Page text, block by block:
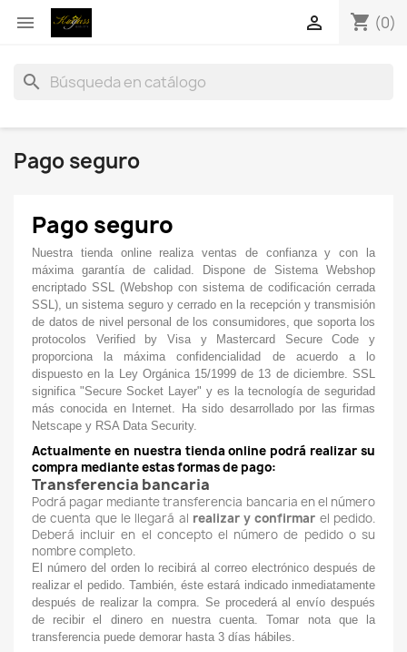
 shopping_cart (0)

search
Pago seguro
Pago seguro
Nuestra tienda online realiza ventas de confianza y con la
máxima garantía de calidad. Dispone de Sistema Webshop
encriptado SSL (Webshop con sistema de codificación cerrada
SSL), un sistema seguro y cerrado en la recepción y transmisión
de datos de nivel personal de los consumidores, que soporta los
protocolos Verified by Visa y Mastercard Secure Code y
proporciona la máxima confidencialidad de acuerdo a lo
dispuesto en la Ley Orgánica 15/1999 de 13 de diciembre. SSL
significa "Secure Socket Layer" y es la tecnología de seguridad
más conocida en Internet. Ha sido desarrollado por las firmas
Netscape y RSA Data Security.
Actualmente en nuestra tienda online podrá realizar su
compra mediante estas formas de pago:
Transferencia bancaria
Podrá pagar mediante transferencia bancaria en el número
de cuenta que le llegará al realizar y confirmar el pedido.
Deberá incluir en el concepto el número de pedido o su
nombre completo.
El número del orden lo recibirá al correo electrónico después de
realizar el pedido. También, éste estará indicado inmediatamente
después de realizar la compra. Se procederá al envío después
de recibir el dinero en nuestra cuenta. Tomar nota que la
transferencia puede demorar hasta 3 días hábiles.